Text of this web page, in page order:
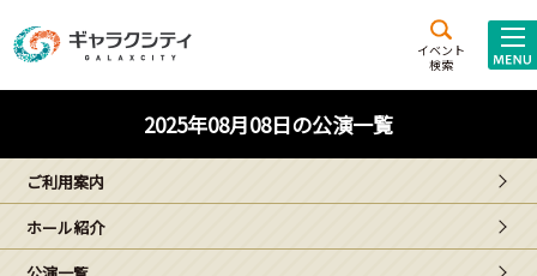
イベント
検索
施設案内
西新井
文化ホール
ギャラクシティとは
2025年08月08日の公演一覧
ご利用案内
ホール紹介